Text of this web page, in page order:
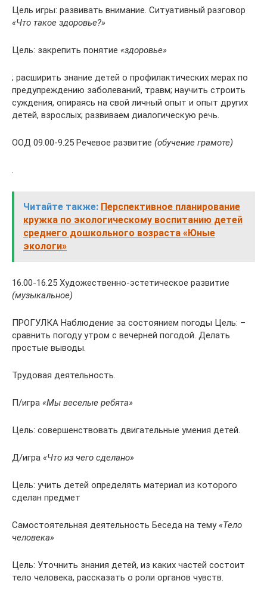
Цель игры: развивать внимание. Ситуативный разговор
«Что такое здоровье?»
Цель: закрепить понятие «здоровье»
; расширить знание детей о профилактических мерах по
предупреждению заболеваний, травм; научить строить
суждения, опираясь на свой личный опыт и опыт других
детей, взрослых; развиваем диалогическую речь.
ООД 09.00-9.25 Речевое развитие (обучение грамоте)
.
Читайте также: Перспективное планирование
кружка по экологическому воспитанию детей
среднего дошкольного возраста «Юные
экологи»
16.00-16.25 Художественно-эстетическое развитие
(музыкальное)
ПРОГУЛКА Наблюдение за состоянием погоды Цель: –
сравнить погоду утром с вечерней погодой. Делать
простые выводы.
Трудовая деятельность.
П/игра «Мы веселые ребята»
Цель: совершенствовать двигательные умения детей.
Д/игра «Что из чего сделано»
Цель: учить детей определять материал из которого
сделан предмет
Самостоятельная деятельность Беседа на тему«Тело
человека»
Цель: Уточнить знания детей, из каких частей состоит
тело человека, рассказать о роли органов чувств.